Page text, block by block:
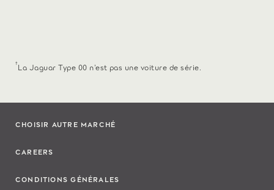
†La Jaguar Type 00 n’est pas une voiture de série.
CHOISIR AUTRE MARCHÉ
CAREERS
CONDITIONS GÉNÉRALES